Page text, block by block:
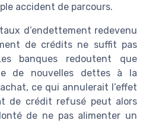
accident de parcours.
d’endettement redevenu
de crédits ne suffit pas
banques redoutent que
de nouvelles dettes à la
ce qui annulerait l’effet
de crédit refusé peut alors
de ne pas alimenter un